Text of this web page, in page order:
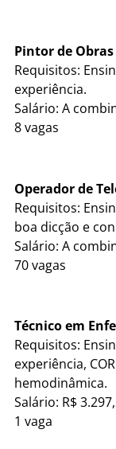
Pintor de Obras
Requisitos:
experiência.
Salário: A
8 vagas
Operador de
Requisitos:
boa dicção e
Salário: A
70 vagas
Técnico em
Requisitos:
experiência,
hemodinâmica.
Salário: R$
1 vaga